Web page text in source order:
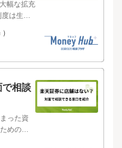
ることが
年まで
ではつ
最長5年
が、非
に長期
アル後
増えてい
NISAは4
ません
幅な拡充
は生ま
いる内
ること
いって
めに、
度の変更
く解説
産形成
でNISA
きてい
で相談
った資
めの大
で相談